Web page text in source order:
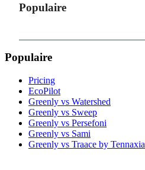
Populaire
Populaire
Pricing
EcoPilot
Greenly vs Watershed
Greenly vs Sweep
Greenly vs Persefoni
Greenly vs Sami
Greenly vs Traace by Tennaxia